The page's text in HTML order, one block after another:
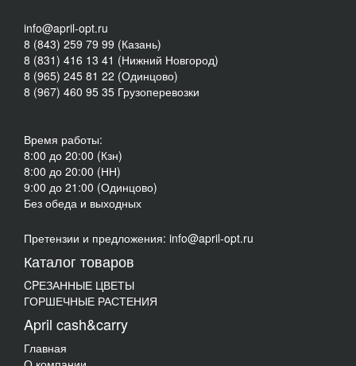
info@april-opt.ru
8 (843) 259 79 99 (Казань)
8 (831) 416 13 41 (Нижний Новгород)
8 (965) 245 81 22 (Одинцово)
8 (967) 460 95 35 Грузоперевозки
Время работы:
8:00 до 20:00 (Кзн)
8:00 до 20:00 (НН)
9:00 до 21:00 (Одинцово)
Без обеда и выходных
Претензии и предложения: info@april-opt.ru
Каталог товаров
CPЕЗАННЫЕ ЦВЕТЫ
ГОРШЕЧНЫЕ РАСТЕНИЯ
April cash&carry
Главная